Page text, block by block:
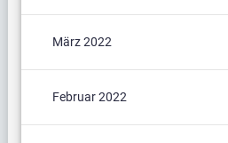
März 2022
Februar 2022